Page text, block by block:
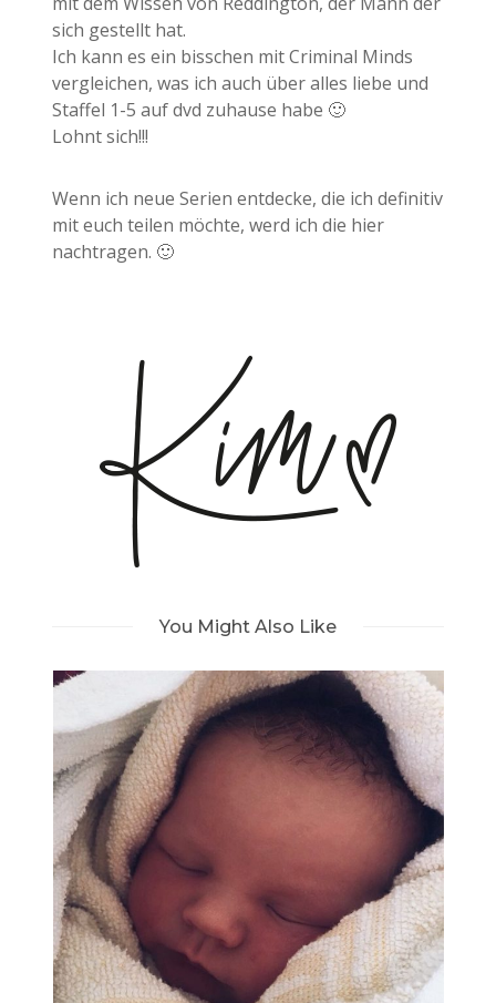
sich gestellt hat.
Ich kann es ein bisschen mit Criminal Minds
vergleichen, was ich auch über alles liebe und
Staffel 1-5 auf dvd zuhause habe 🙂
Lohnt sich!!!
Wenn ich neue Serien entdecke, die ich definitiv
mit euch teilen möchte, werd ich die hier
nachtragen. 🙂
You Might Also Like